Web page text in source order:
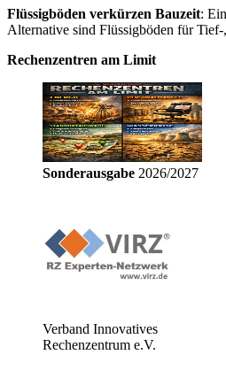
Flüssigböden verkürzen Bauzeit:
Alternative sind Flüssigböden für
Rechenzentren am Limit
Sonderausgabe 2026/2027
Verband Innovatives
Rechenzentrum e.V.